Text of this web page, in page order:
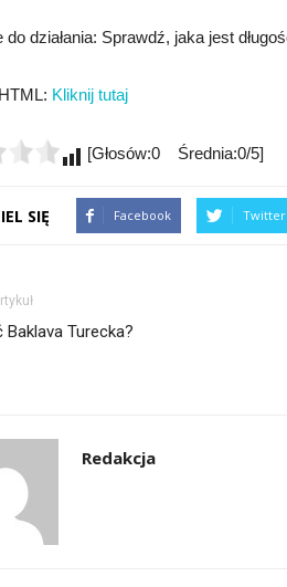
do działania: Sprawdź, jaka jest
Kliknij tutaj
[Głosów:0 Średnia:0/5]
SIĘ Facebook Twitter
Turecka?
Redakcja